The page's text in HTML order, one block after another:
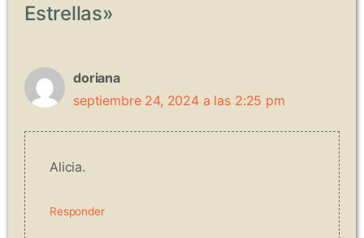
Estrellas»
doriana
septiembre 24, 2024 a las 2:25 pm
Alicia.
Responder